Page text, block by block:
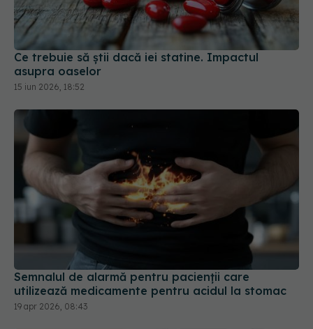
Ce trebuie să știi dacă iei statine. Impactul
asupra oaselor
15 iun 2026, 18:52
Semnalul de alarmă pentru pacienții care
utilizează medicamente pentru acidul la stomac
19 apr 2026, 08:43